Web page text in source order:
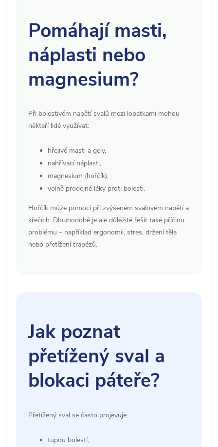
Pomáhají masti,
náplasti nebo
magnesium?
Při bolestivém napětí svalů mezi lopatkami mohou
někteří lidé využívat:
hřejivé masti a gely,
nahřívací náplasti,
magnesium (hořčík),
volně prodejné léky proti bolesti.
Hořčík může pomoci při zvýšeném svalovém napětí a
křečích. Dlouhodobě je ale důležité řešit také příčinu
problému – například ergonomii, stres, držení těla
nebo přetížení trapézů.
Jak poznat
přetížený sval a
blokaci páteře?
Přetížený sval se často projevuje:
tupou bolestí,